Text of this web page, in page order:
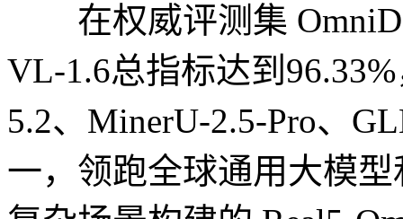
在权威评测集
VL-1.6总指标达到
5.2、MinerU-2.5-Pro、
一，领跑全球通用大模